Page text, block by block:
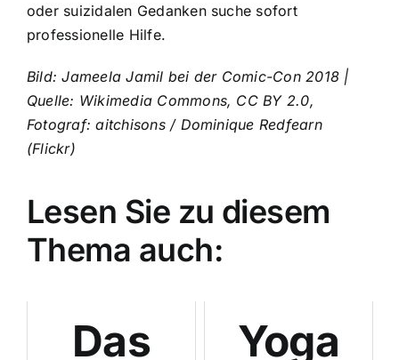
oder suizidalen Gedanken suche sofort
professionelle Hilfe.
Bild: Jameela Jamil bei der Comic-Con 2018 |
Quelle: Wikimedia Commons, CC BY 2.0,
Fotograf: aitchisons / Dominique Redfearn
(Flickr)
Lesen Sie zu diesem
Thema auch:
Das
Yoga